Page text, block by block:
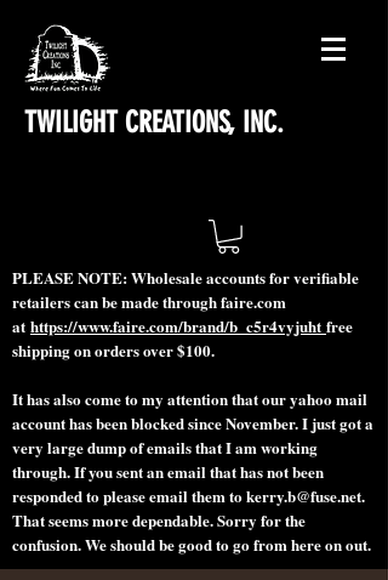
TWILIGHT CREATIONS, INC.
PLEASE NOTE: Wholesale accounts for verifiable
retailers can be made through faire.com
at https://www.faire.com/brand/b_c5r4vyjuht free
shipping on orders over $100.
It has also come to my attention that our yahoo mail
account has been blocked since November. I just got a
very large dump of emails that I am working
through. If you sent an email that has not been
responded to please email them tokerry.b@fuse.net.
That seems more dependable. Sorry for the
confusion. We should be good to go from here on out.